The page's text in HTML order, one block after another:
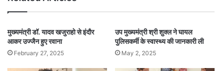
मुख्यमंत्री डॉ. यादव खजुराहो से इंदौर
आकर उज्जैन हुए रवाना
February 27, 2025
उप मुख्यमंत्री श्री शुक्ल ने घायल
पुलिसकर्मी के स्वास्थ्य की जानकारी ली
May 2, 2025